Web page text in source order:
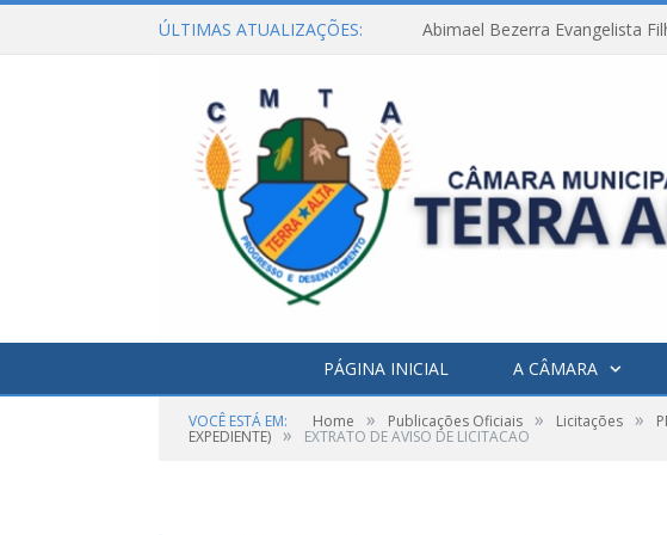
ÚLTIMAS ATUALIZAÇÕES: Abimael Bezerra Evangelista
PÁGINA INICIAL A CÂMARA
VOCÊ ESTÁ EM: Home » Publicações Oficiais » Licitações »
EXPEDIENTE) » EXTRATO DE AVISO DE LICITACAO